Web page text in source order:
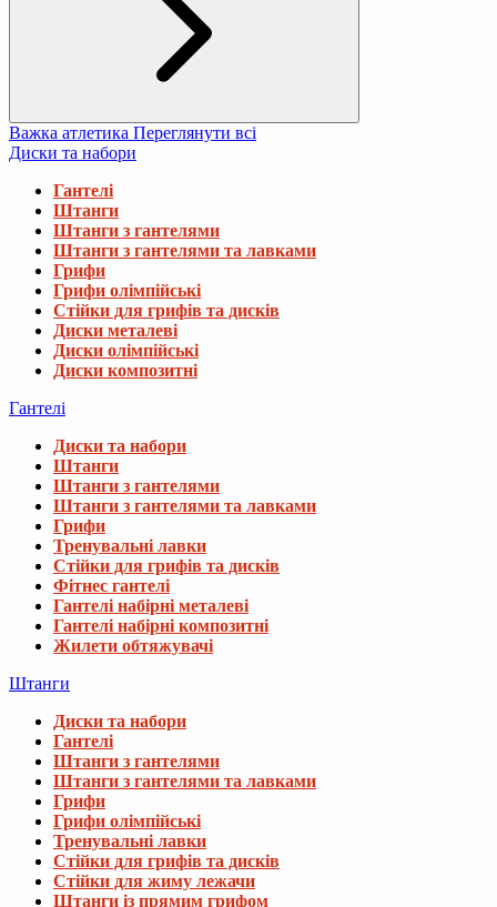
Важка атлетика Переглянути всі
Диски та набори
Гантелі
Штанги
Штанги з гантелями
Штанги з гантелями та лавками
Грифи
Грифи олімпійські
Стійки для грифів та дисків
Диски металеві
Диски олімпійські
Диски композитні
Гантелі
Диски та набори
Штанги
Штанги з гантелями
Штанги з гантелями та лавками
Грифи
Тренувальні лавки
Стійки для грифів та дисків
Фітнес гантелі
Гантелі набірні металеві
Гантелі набірні композитні
Жилети обтяжувачі
Штанги
Диски та набори
Гантелі
Штанги з гантелями
Штанги з гантелями та лавками
Грифи
Грифи олімпійські
Тренувальні лавки
Стійки для грифів та дисків
Стійки для жиму лежачи
Штанги із прямим грифом